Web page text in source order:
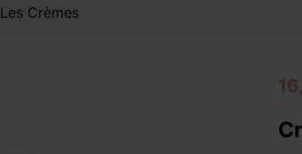
Les Crèmes